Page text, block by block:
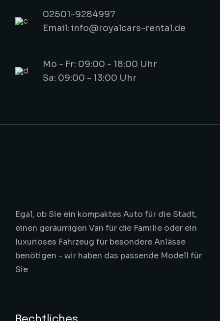
02501-9284997
Email: info@royalcars-rental.de
Mo - Fr: 09:00 - 18:00 Uhr
Sa: 09:00 - 13:00 Uhr
Egal, ob Sie ein kompaktes Auto für die Stadt,
einen geräumigen Van für die Familie oder ein
luxuriöses Fahrzeug für besondere Anlässe
benötigen - wir haben das passende Modell für
Sie